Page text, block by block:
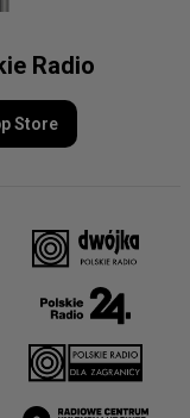
Radio
Store